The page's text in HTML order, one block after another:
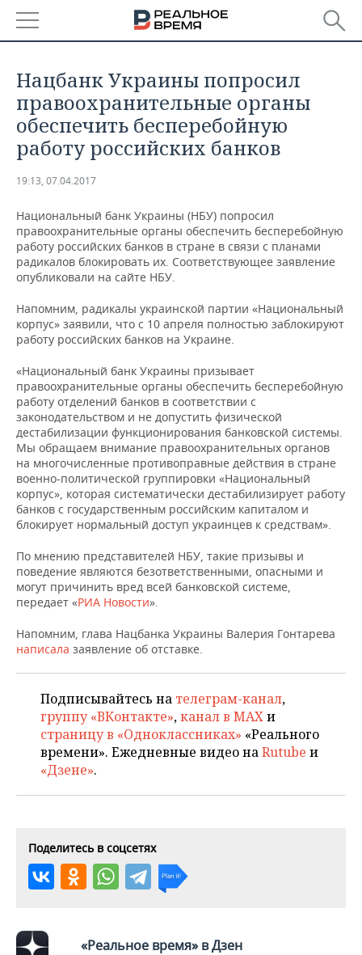
БАШКОРТОСТАН
ТАТАРСТАН
НОВОСТИ
АНАЛИТИКА
КОРОЛИ ГОСЗАКАЗА ПФО
ВУЗЫ ТАТАРСТАНА
КОМУ ПРИНАДЛЕЖАТ
ТОРГОВЫЕ ЦЕНТРЫ
ТАТАРСТАНА
ФИНАНСЫ
БАНКИ
БЮДЖЕТ
ПРОМЫШЛЕННОСТЬ
НОВОСТИ
ПРОМЫШЛЕННОСТИ
МАШИНОСТРОЕНИЕ
НЕФТЕХИМИЯ
НЕФТЬ
ОПК
ЭНЕРГЕТИКА
НЕДВИЖИМОСТЬ
НОВОСТИ НЕДВИЖИМОСТИ
АВТО
НОВОСТИ АВТО
БИЗНЕС
РОЗНИЧНАЯ ТОРГОВЛЯ
ТРАНСПОРТ
УСЛУГИ
НОВОСТИ ТЕХНОЛОГИЙ
IT
МЕДИА
ТЕЛЕКОММУНИКАЦИИ
МЕРОПРИЯТИЯ
НОВОСТИ МЕРОПРИЯТИЙ
ВЫЕЗДНАЯ РЕДАКЦИЯ
БИЗНЕС-БРАНЧИ
ОТКРЫТАЯ ЛЕКЦИЯ
СПОРТ
НОВОСТИ СПОРТА
ФУТБОЛ
БАСКЕТБОЛ
КИБЕРСПОРТ
ФИГУРНОЕ КАТАНИЕ
ВОДНЫЕ ВИДЫ СПОРТА
ХОККЕЙ С МЯЧОМ
ОБЩЕСТВО
НОВОСТИ ОБЩЕСТВА
ИНФРАСТРУКТУРА
КУЛЬТУРА
МЕДИЦИНА
ОБРАЗОВАНИЕ
ПРОИСШЕСТВИЯ
ФОТОГАЛЕРЕЯ
СПРАВОЧНИК
СПИСОК КОМПАНИЙ
Нацбанк Украины попросил
правоохранительные органы
обеспечить бесперебойную
работу российских банков
19:13, 07.04.2017
Национальный банк Украины (НБУ) попросил
правоохранительные органы обеспечить бесперебойную
работу российских банков в стране в связи с планами
радикалов блокировать их. Соответствующее заявление
опубликовали на сайте НБУ.
Напомним, радикалы украинской партии «Национальный
корпус» заявили, что с 10 апреля полностью заблокируют
работу российских банков на Украине.
«Национальный банк Украины призывает
правоохранительные органы обеспечить бесперебойную
работу отделений банков в соответствии с
законодательством и не допустить физической
дестабилизации функционирования банковской системы.
Мы обращаем внимание правоохранительных органов
на многочисленные противоправные действия в стране
военно-политической группировки «Национальный
корпус», которая систематически дестабилизирует работу
банков с государственным российским капиталом и
блокирует нормальный доступ украинцев к средствам».
По мнению представителей НБУ, такие призывы и
поведение являются безответственными, опасными и
могут причинить вред всей банковской системе,
передает «РИА Новости».
Напомним, глава Нацбанка Украины Валерия Гонтарева
написала заявление об отставке.
Подписывайтесь на телеграм-канал,
группу «ВКонтакте»,канал в MAXи
страницу в «Одноклассниках» «Реального
времени». Ежедневные видео наRutube и
«Дзене».
Поделитесь в соцсетях
«Реальное время» в Дзен